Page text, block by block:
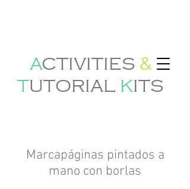
ACTIVITIES &
TUTORIAL KITS
Marcapáginas pintados a
mano con borlas